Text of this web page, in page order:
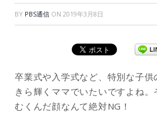
BY PBS通信 ON 2019年3月8日
卒業式や入学式など、特別な子供
きら輝くママでいたいですよね
むくんだ顔なんて絶対NG！